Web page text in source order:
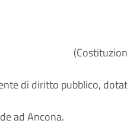
di diritto pubblico,
ad Ancona.